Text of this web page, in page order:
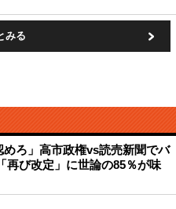
みる
めろ」高市政権vs読売新聞でバ
再び改定」に世論の85％が味